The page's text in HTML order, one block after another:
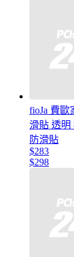
fioJa 費
滑貼 透明
防滑貼
$283
$298